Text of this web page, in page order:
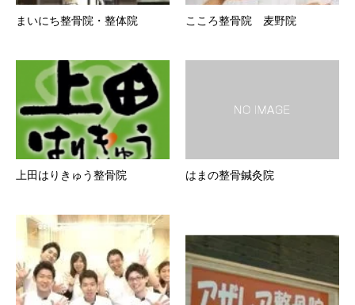
まいにち整骨院・整体院 こころ整骨院 麦野院
上田はりきゅう整骨院 はまの整骨鍼灸院